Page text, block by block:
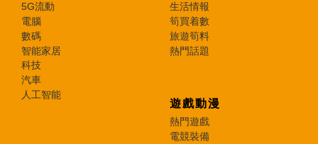
5G流動
電腦
數碼
智能家居
科技
汽車
人工智能
生活情報
筍買着數
旅遊筍料
熱門話題
遊戲動漫
熱門遊戲
電競裝備